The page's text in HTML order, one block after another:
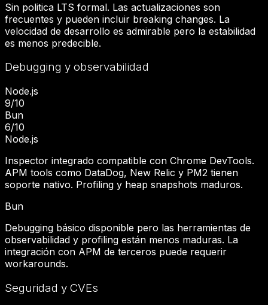
Sin politica LTS formal. Las actualizaciones son
frecuentes y pueden incluir breaking changes. La
velocidad de desarrollo es admirable pero la estabilidad
es menos predecible.
Debugging y observabilidad
Node.js
9/10
Bun
6/10
Node.js
Inspector integrado compatible con Chrome DevTools.
APM tools como DataDog, New Relic y PM2 tienen
soporte nativo. Profiling y heap snapshots maduros.
Bun
Debugging básico disponible pero las herramientas de
observabilidad y profiling están menos maduras. La
integración con APM de terceros puede requerir
workarounds.
Seguridad y CVEs